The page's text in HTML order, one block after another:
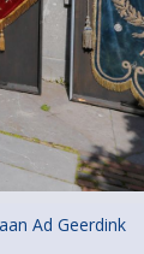
Ad Geerdink